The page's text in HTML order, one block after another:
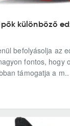
különböző
befolyásolja az
fontos, hogy
támogatja a m..